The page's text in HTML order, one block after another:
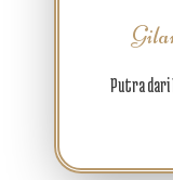
Putra dari